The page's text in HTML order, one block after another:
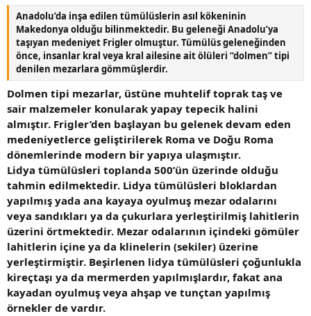
Anadolu’da inşa edilen tümülüslerin asıl kökeninin
Makedonya olduğu bilinmektedir. Bu geleneği Anadolu’ya
taşıyan medeniyet Frigler olmuştur. Tümülüs geleneğinden
önce, insanlar kral veya kral ailesine ait ölüleri “dolmen” tipi
denilen mezarlara gömmüşlerdir.
Dolmen tipi mezarlar, üstüne muhtelif toprak taş ve
sair malzemeler konularak yapay tepecik halini
almıştır. Frigler’den başlayan bu gelenek devam eden
medeniyetlerce geliştirilerek Roma ve Doğu Roma
dönemlerinde modern bir yapıya ulaşmıştır.
Lidya tümülüsleri toplanda 500’ün üzerinde olduğu
tahmin edilmektedir. Lidya tümülüsleri bloklardan
yapılmış yada ana kayaya oyulmuş mezar odalarını
veya sandıkları ya da çukurlara yerleştirilmiş lahitlerin
üzerini örtmektedir. Mezar odalarının içindeki gömüler
lahitlerin içine ya da klinelerin (sekiler) üzerine
yerleştirmiştir. Beşirlenen lidya tümülüsleri çoğunlukla
kireçtaşı ya da mermerden yapılmışlardır, fakat ana
kayadan oyulmuş veya ahşap ve tunçtan yapılmış
örnekler de vardır.